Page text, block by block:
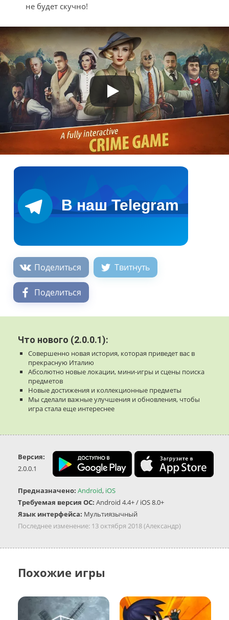
не будет скучно!
Поделиться Твитнуть
Поделиться
Что нового (2.0.0.1):
Совершенно новая история, которая приведет вас в
прекрасную Италию
Абсолютно новые локации, мини-игры и сцены поиска
предметов
Новые достижения и коллекционные предметы
Мы сделали важные улучшения и обновления, чтобы
игра стала еще интереснее
Версия:
2.0.0.1
Предназначено: Android, iOS
Требуемая версия ОС: Android 4.4+ / iOS 8.0+
Язык интерфейса: Мультиязычный
Последнее изменение: 13 октября 2018(Александр)
Похожие игры